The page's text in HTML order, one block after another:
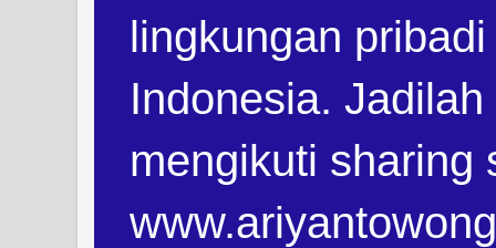
lingkungan
Indonesia.
mengikuti sharing